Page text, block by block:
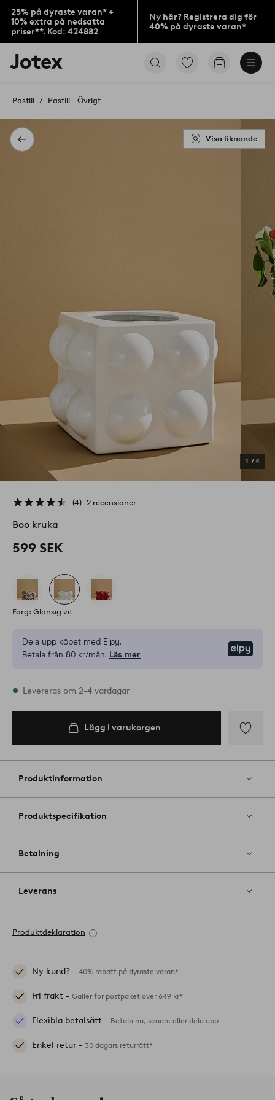
25% på dyraste varan* +
10% extra på nedsatta
priser**. Kod: 424882
Ny här? Registrera dig för
40% på dyraste varan*
Jotex
logotyp
till
Gå
Gå
Tillbaka
Pastill Pastill - Övrigt
1 /4
Visa liknande
4 2 recensioner
Boo kruka
599 SEK
Färg: Glansig vit
Dela upp köpet med Elpy.
Betala från 80 kr/mån. Läs mer
I lager
Levereras om 2-4 vardagar
Lägg i varukorgen
till
favoriter
Produktinformation
Produktspecifikation
Betalning
Leverans
Produktdeklaration
Ny kund? - 40% rabatt på dyraste varan*
Fri frakt - Gäller för postpaket över 649 kr*
Flexibla betalsätt - Betala nu, senare eller dela upp
Enkel retur - 30 dagars returrätt*